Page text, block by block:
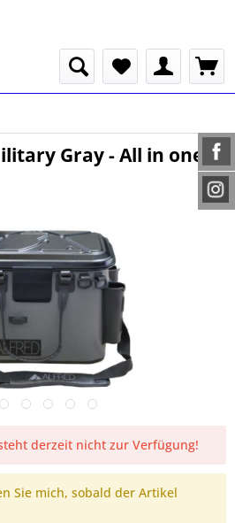
Gray - All in one
derzeit nicht zur Verfügung!
Sie mich, sobald der Artikel